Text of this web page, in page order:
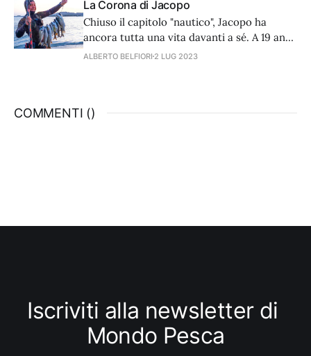
La Corona di Jacopo
Chiuso il capitolo "nautico", Jacopo ha
ancora tutta una vita davanti a sé. A 19 anni
può dedicarsi a tempo pieno alla pesca e
doppio elastico.
ALBERTO BELFIORI 2 LUG 2023
COMMENTI ()
Iscriviti alla newsletter di
Mondo Pesca